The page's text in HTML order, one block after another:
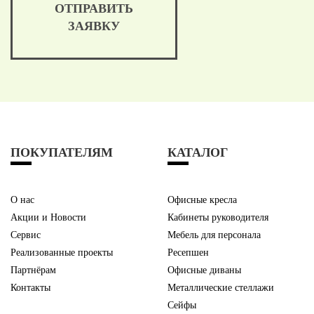
ОТПРАВИТЬ
ЗАЯВКУ
ПОКУПАТЕЛЯМ
О нас
Акции и Новости
Сервис
Реализованные проекты
Партнёрам
Контакты
КАТАЛОГ
Офисные кресла
Кабинеты руководителя
Мебель для персонала
Ресепшен
Офисные диваны
Металлические стеллажи
Сейфы